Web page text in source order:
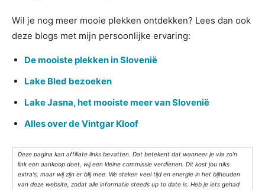
Wil je nog meer mooie plekken ontdekken? Lees dan ook
deze blogs met mijn persoonlijke ervaring:
De mooiste plekken in Slovenië
Lake Bled bezoeken
Lake Jasna, het mooiste meer van Slovenië
Alles over de Vintgar Kloof
Deze pagina kan affiliate links bevatten. Dat betekent dat wanneer je via zo’n
link een aankoop doet, wij een kleine commissie verdienen. Dit kost jou niks
extra's, maar wij zijn er blij mee. We steken veel tijd en energie in het bijhouden
van deze website, zodat alle informatie steeds up to date is. Heb je iets gehad